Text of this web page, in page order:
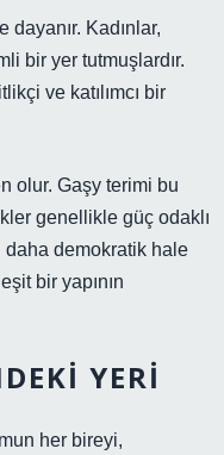
Kadınlar,
bir yer tutmuşlardır.
ve katılımcı bir
olur. Gaşy terimi bu
genellikle güç odaklı
daha demokratik hale
bir yapının
YERI
her bireyi,